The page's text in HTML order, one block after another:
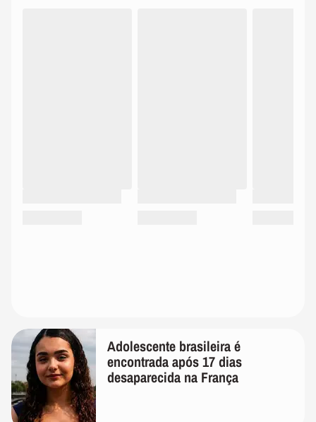
Adolescente brasileira é
encontrada após 17 dias
desaparecida na França